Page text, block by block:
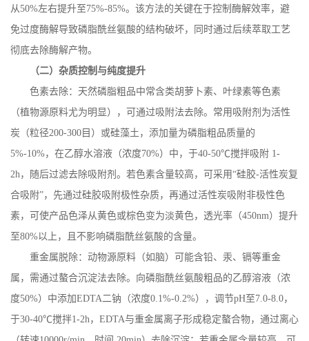
从50%左右提升至75%-85%。该方法的关键在于控制酶解效率，避
免过度酶解导致磷脂酰丝氨酸的结构破坏，同时通过后续萃取工艺
彻底去除酶解产物。
（二）杂质控制与纯度提升
色素去除：天然磷脂粗品中常含类胡萝卜素、叶绿素等色素
（植物源原料尤为明显），可通过吸附法去除。常用吸附剂为活性
炭（粒径200-300 目）或硅藻土，添加量为磷脂粗品质量的
5%-10%，在乙醇水溶液（浓度70%）中，于40-50℃搅拌吸附 1-
2h，随后过滤去除吸附剂。若色素含量较高，可采用“硅胶-活性炭复
合吸附”，先通过硅胶吸附极性杂质，再通过活性炭吸附非极性色
素，可使产品色泽从黄色或棕色变为淡黄色，透光率（450nm）提升
至80%以上，且不影响磷脂酰丝氨酸的含量。
重金属脱除：动物源原料（如脑）可能含铅、汞、镉等重金
属，需通过螯合沉淀法去除。向磷脂酰丝氨酸粗品的乙醇溶液（浓
度50%）中添加EDTA二钠（浓度0.1%-0.2%），调节pH至7.0-8.0，
于30-40℃搅拌1-2h， EDTA与重金属离子形成稳定螯合物，通过离心